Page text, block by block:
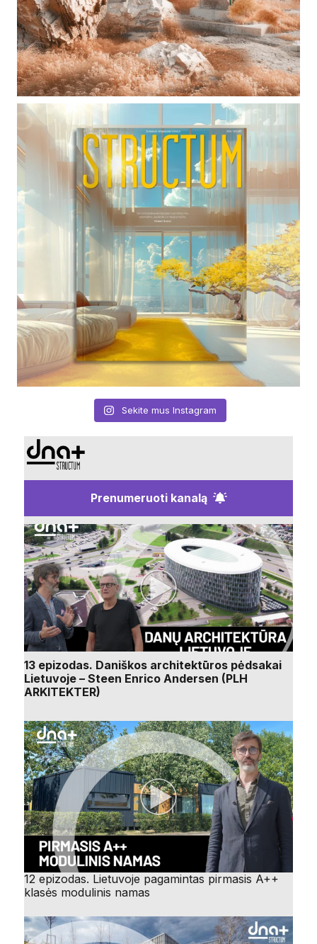
Sekite mus Instagram
Prenumeruoti kanalą
13 epizodas. Daniškos architektūros pėdsakai
Lietuvoje – Steen Enrico Andersen (PLH
ARKITEKTER)
12 epizodas. Lietuvoje pagamintas pirmasis A++
klasės modulinis namas